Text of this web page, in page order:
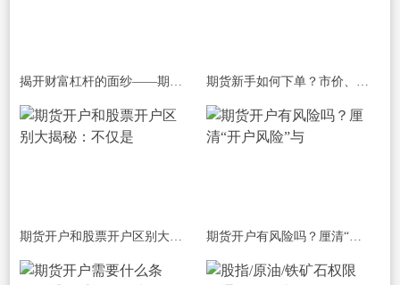
期货开户和股票开户区别大揭秘：不仅是 期货开户有风险吗？厘清“开户风险”与